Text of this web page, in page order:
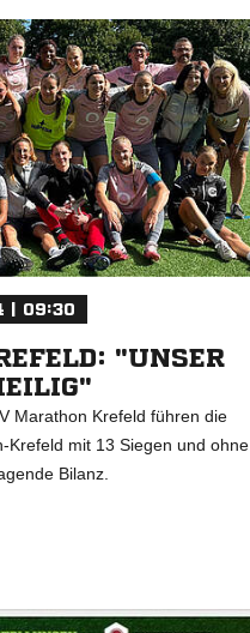
| 09:30
"UNSER
Marathon Krefeld führen die
Krefeld mit 13 Siegen und ohne
Bilanz.